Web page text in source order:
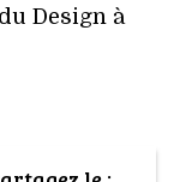
Design à